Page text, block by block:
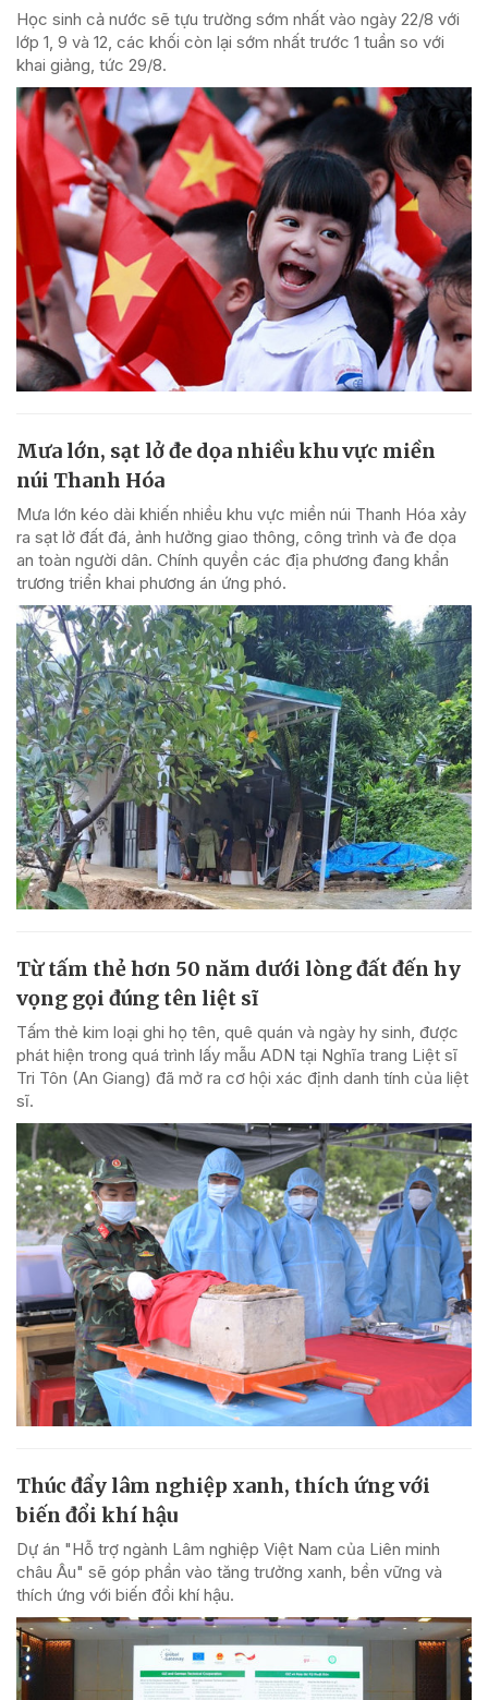
Học sinh cả nước sẽ tựu trường sớm nhất vào ngày 22/8 với
lớp 1, 9 và 12, các khối còn lại sớm nhất trước 1 tuần so với
khai giảng, tức 29/8.
Mưa lớn, sạt lở đe dọa nhiều khu vực miền
núi Thanh Hóa
Mưa lớn kéo dài khiến nhiều khu vực miền núi Thanh Hóa xảy
ra sạt lở đất đá, ảnh hưởng giao thông, công trình và đe dọa
an toàn người dân. Chính quyền các địa phương đang khẩn
trương triển khai phương án ứng phó.
Từ tấm thẻ hơn 50 năm dưới lòng đất đến hy
vọng gọi đúng tên liệt sĩ
Tấm thẻ kim loại ghi họ tên, quê quán và ngày hy sinh, được
phát hiện trong quá trình lấy mẫu ADN tại Nghĩa trang Liệt sĩ
Tri Tôn (An Giang) đã mở ra cơ hội xác định danh tính của liệt
sĩ.
Thúc đẩy lâm nghiệp xanh, thích ứng với
biến đổi khí hậu
Dự án "Hỗ trợ ngành Lâm nghiệp Việt Nam của Liên minh
châu Âu" sẽ góp phần vào tăng trưởng xanh, bền vững và
thích ứng với biến đổi khí hậu.